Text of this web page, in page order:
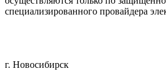
специализированного провайдера
г. Новосибирск